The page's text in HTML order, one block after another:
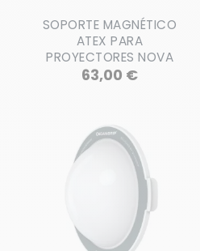
SOPORTE MAGNÉTICO
ATEX PARA
PROYECTORES NOVA
63,00 €Precio